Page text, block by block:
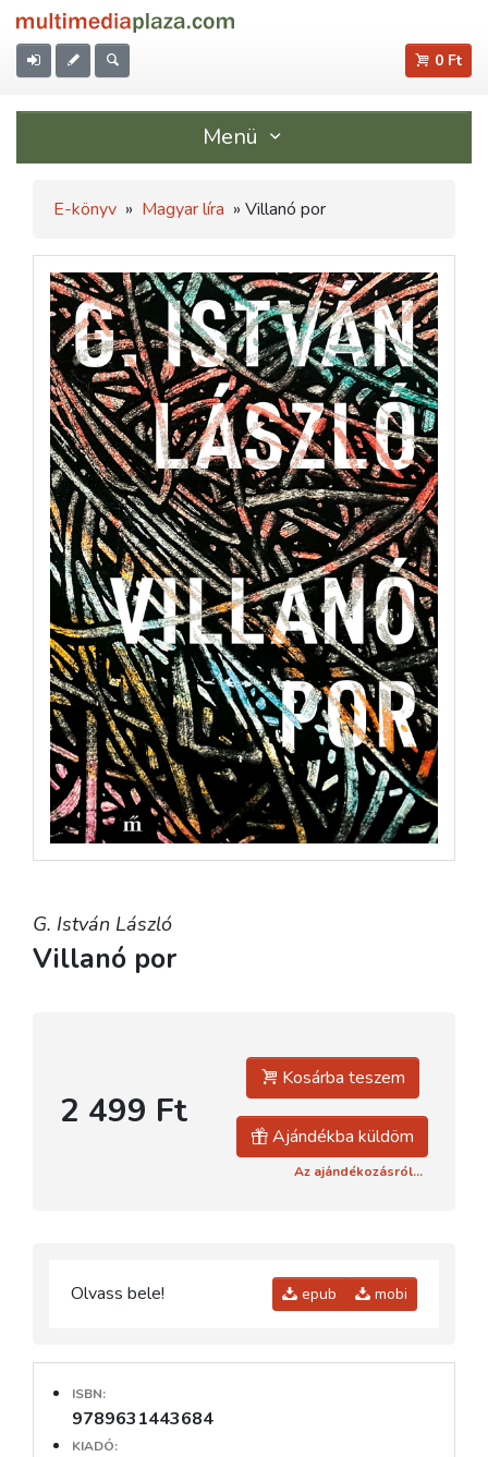
0 Ft
Menü
E-könyv » Magyar líra » Villanó por
G. István László
Villanó por
2 499 Ft
Kosárba teszem
Ajándékba küldöm
Az ajándékozásról...
Olvass bele! epub mobi
ISBN:
9789631443684
KIADÓ: